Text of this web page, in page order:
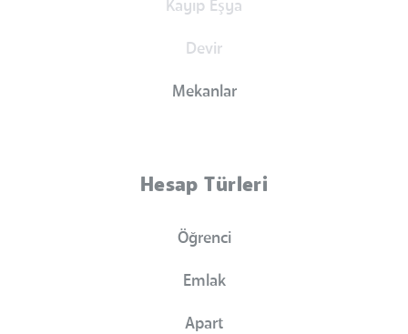
Kayıp Eşya
Devir
Mekanlar
Hesap Türleri
Öğrenci
Emlak
Apart